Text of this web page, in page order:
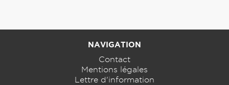
NAVIGATION
Contact
Mentions légales
Lettre d'information